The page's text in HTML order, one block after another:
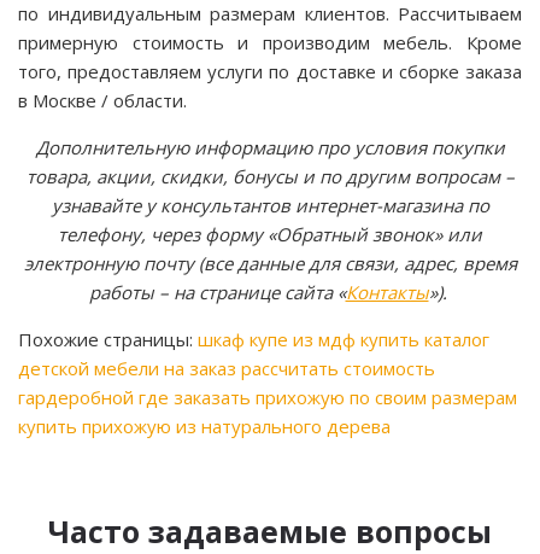
по индивидуальным размерам клиентов. Рассчитываем
примерную стоимость и производим мебель. Кроме
того, предоставляем услуги по доставке и сборке заказа
в Москве / области.
Дополнительную информацию про условия покупки
товара, акции, скидки, бонусы и по другим вопросам –
узнавайте у консультантов интернет-магазина по
телефону, через форму «Обратный звонок» или
электронную почту (все данные для связи, адрес, время
работы – на странице сайта «Контакты»).
Похожие страницы: шкаф купе из мдф купить каталог
детской мебели на заказ рассчитать стоимость
гардеробной где заказать прихожую по своим размерам
купить прихожую из натурального дерева
Часто задаваемые вопросы